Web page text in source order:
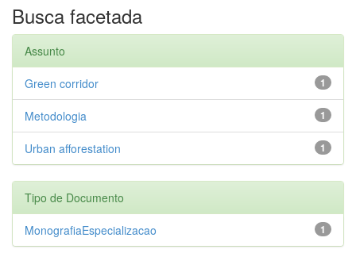
Busca facetada
Assunto
1
Green corridor
1
Metodologia
1
Urban afforestation
Tipo de Documento
1
MonografiaEspecializacao